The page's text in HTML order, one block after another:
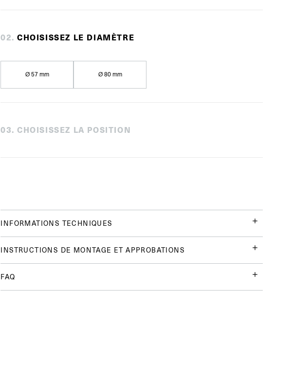
02. CHOISISSEZ LE DIAMÈTRE
Ø 57 mm Ø 80 mm
03. CHOISISSEZ LA POSITION
INFORMATIONS TECHNIQUES
INSTRUCTIONS DE MONTAGE ET APPROBATIONS
FAQ